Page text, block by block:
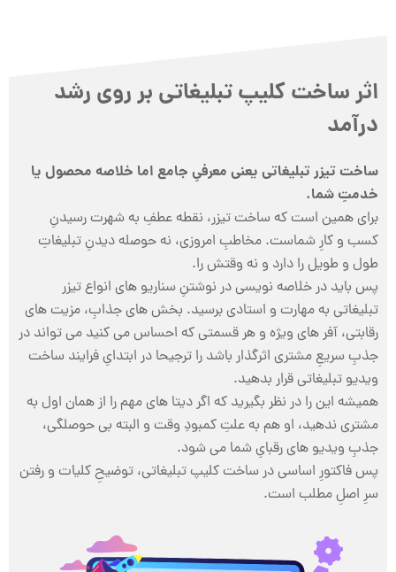
اثر ساخت کلیپ تبلیغاتی بر روی رشد
درآمد
ساخت تیزر تبلیغاتی یعنی معرفیِ جامع اما خلاصه محصول یا
خدمتِ شما.
برای همین است که ساخت تیزر، نقطه عطفِ به شهرت رسیدنِ
کسب و کارِ شماست. مخاطبِ امروزی، نه حوصله دیدنِ تبلیغاتِ
طول و طویل را دارد و نه وقتش را.
پس باید در خلاصه نویسی در نوشتنِ سناریو های انواع تیزر
تبلیغاتی به مهارت و استادی برسید. بخش های جذابِ، مزیت های
رقابتی، آفر های ویژه و هر قسمتی که احساس می کنید می تواند در
جذبِ سریعِ مشتری اثرگذار باشد را ترجیحا در ابتدایِ فرایند ساخت
ویدیو تبلیغاتی قرار بدهید.
همیشه این را در نظر بگیرید که اگر دیتا های مهم را از همان اول به
مشتری ندهید، او هم به علتِ کمبودِ وقت و البته بی حوصلگی،
جذبِ ویدیو های رقبایِ شما می شود.
پس فاکتورِ اساسی در ساخت کلیپ تبلیغاتی، توضیحِ کلیات و رفتن
سرِ اصلِ مطلب است.